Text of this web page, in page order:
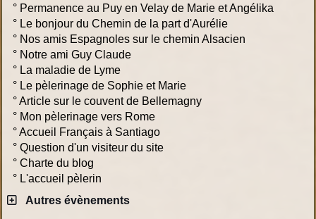
° Permanence au Puy en Velay de Marie et Angélika
° Le bonjour du Chemin de la part d'Aurélie
° Nos amis Espagnoles sur le chemin Alsacien
° Notre ami Guy Claude
° La maladie de Lyme
° Le pèlerinage de Sophie et Marie
°Article sur le couvent de Bellemagny
° Mon pèlerinage vers Rome
°Accueil Français à Santiago
° Question d'un visiteur du site
° Charte du blog
° L'accueil pèlerin
Autres évènements